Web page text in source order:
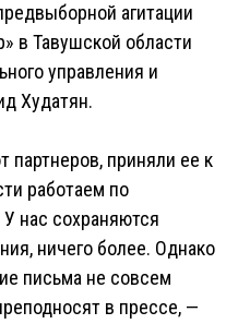
агитации
в Тавушской области
управления и
Худатян.
приняли ее к
работаем по
нас сохраняются
ничего более. Однако
письма не совсем
в прессе, —